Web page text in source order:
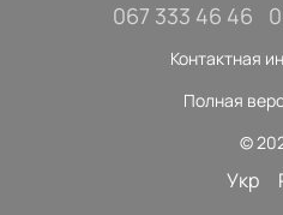
067 333 46 46
Контактная
Полная
©
Укр